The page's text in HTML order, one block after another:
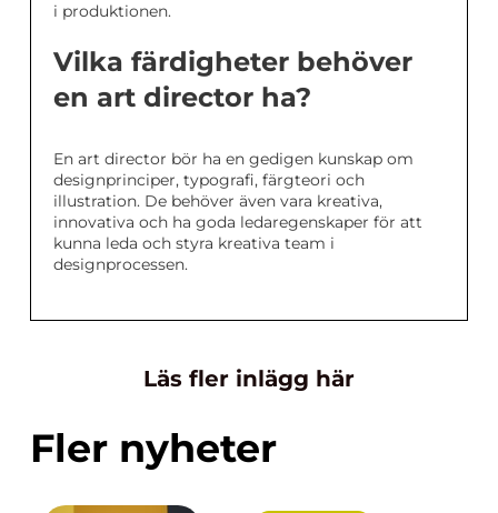
i produktionen.
Vilka färdigheter behöver
en art director ha?
En art director bör ha en gedigen kunskap om
designprinciper, typografi, färgteori och
illustration. De behöver även vara kreativa,
innovativa och ha goda ledaregenskaper för att
kunna leda och styra kreativa team i
designprocessen.
Läs fler inlägg här
Fler nyheter